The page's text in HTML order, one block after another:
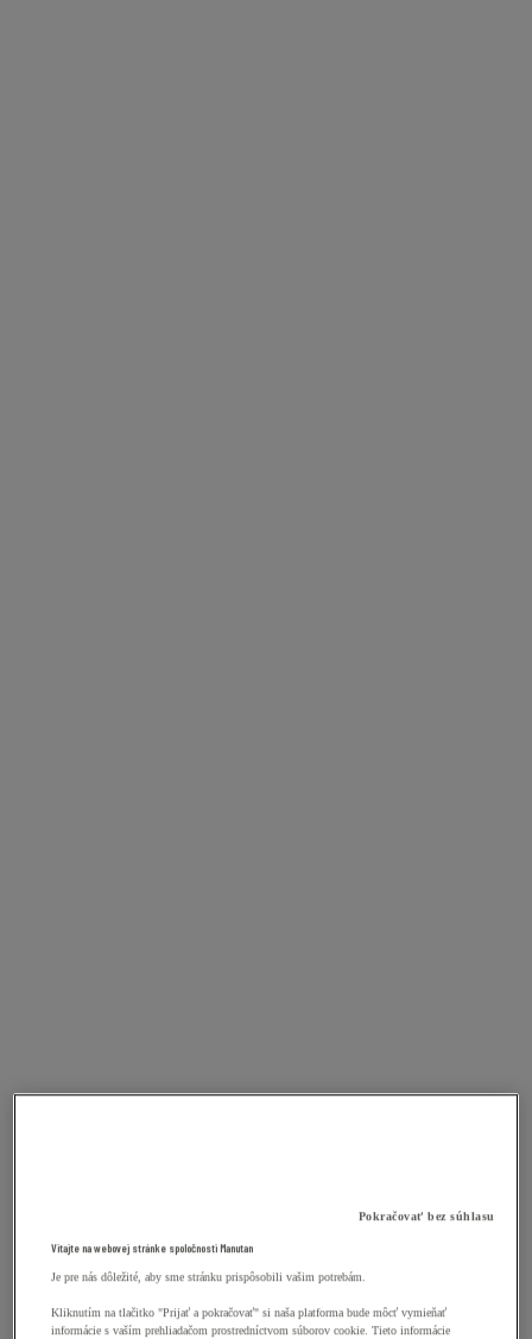
Pokračovať bez súhlasu
Vitajte na webovej stránke spoločnosti Manutan
Je pre nás dôležité, aby sme stránku prispôsobili vašim potrebám.
Kliknutím na tlačitko "Prijať a pokračovať" si naša platforma bude môcť vymieňať
informácie s vaším prehliadačom prostredníctvom súborov cookie. Tieto informácie